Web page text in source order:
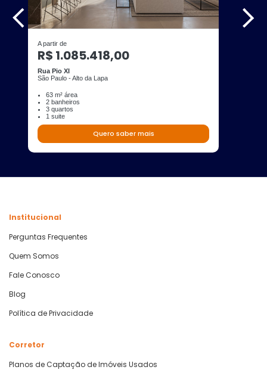
A partir de
R$ 1.085.418,00
Rua Pio XI
São Paulo - Alto da Lapa
63 m² área
2 banheiros
3 quartos
1 suite
Quero saber mais
Institucional
Perguntas Frequentes
Quem Somos
Fale Conosco
Blog
Política de Privacidade
Corretor
Planos de Captação de Imóveis Usados